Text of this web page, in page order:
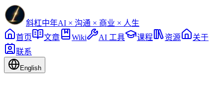
斜杠中年AI × 沟通 × 商业 × 人生
首页
文章 Wiki AI 工具 课程 资源
关于
联系
English